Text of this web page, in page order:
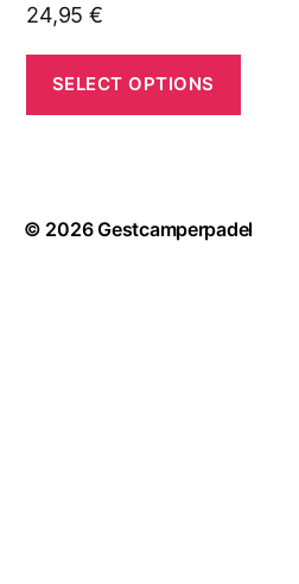
24,95 €
SELECT OPTIONS
© 2026Gestcamperpadel